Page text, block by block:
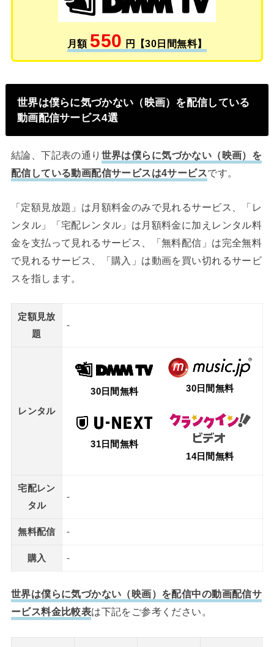
月額 550 円【30日間無料】
世界は僕らに気づかない（映画）を配信している
動画配信サービス4選
結論、下記表の通り 世界は僕らに気づかない（映画）を
配信している動画配信サービスは4サービスです。
「定額見放題」は月額料金のみで見れるサービス、「レ
ンタル」「宅配レンタル」は月額料金に加えレンタル料
金を支払って見れるサービス、「無料配信」は完全無料
で見れるサービス、「購入」は動画を買い切れるサービ
スを指します。
定額見放
題
-
レンタル
30日間無料 30日間無料
31日間無料
14日間無料
宅配レン
タル
-
無料配信 -
購入 -
世界は僕らに気づかない（映画）を配信中の動画配信サ
ービス料金比較表は下記をご参考ください。